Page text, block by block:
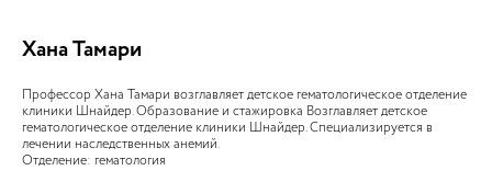
Хана Тамари
Профессор Хана Тамари возглавляет детское гематологическое отделение
клиники Шнайдер. Образование и стажировка Возглавляет детское
гематологическое отделение клиники Шнайдер. Специализируется в
лечении наследственных анемий.
Отделение: гематология